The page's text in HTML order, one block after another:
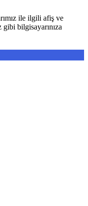
ile ilgili afiş ve
bilgisayarınıza